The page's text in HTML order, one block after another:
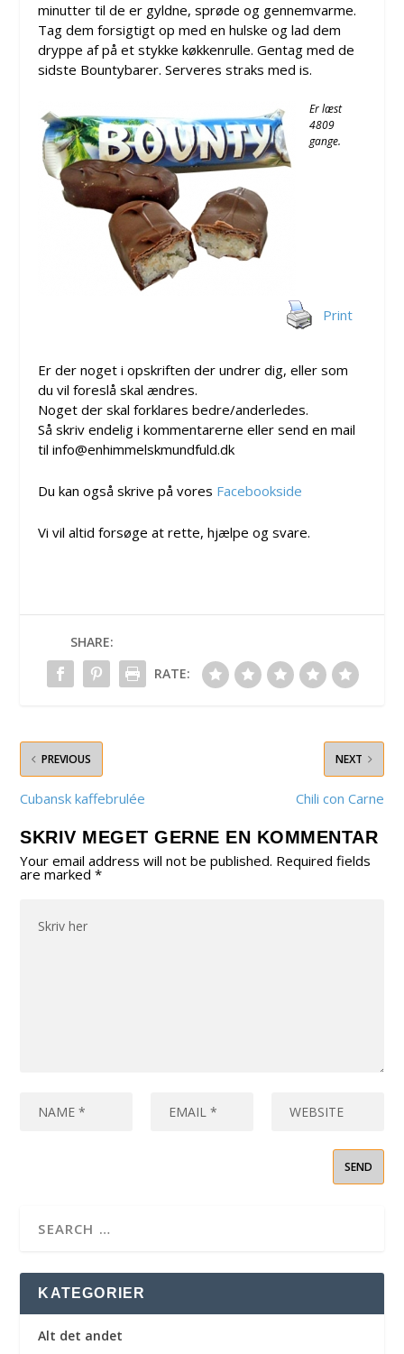
minutter til de er gyldne, sprøde og gennemvarme.
Tag dem forsigtigt op med en hulske og lad dem
dryppe af på et stykke køkkenrulle. Gentag med de
sidste Bountybarer. Serveres straks med is.
Er læst
4809
gange.
Print
Er der noget i opskriften der undrer dig, eller som
du vil foreslå skal ændres.
Noget der skal forklares bedre/anderledes.
Så skriv endelig i kommentarerne eller send en mail
til info@enhimmelskmundfuld.dk
Du kan også skrive på vores Facebookside
Vi vil altid forsøge at rette, hjælpe og svare.
SHARE:
RATE:
PREVIOUS
Cubansk kaffebrulée
NEXT
Chili con Carne
SKRIV MEGET GERNE EN KOMMENTAR
Your email address will not be published. Required fields
are marked*
KATEGORIER
Alt det andet